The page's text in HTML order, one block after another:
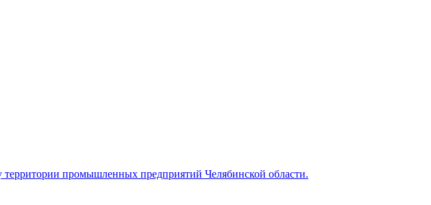
территории промышленных предприятий Челябинской области.